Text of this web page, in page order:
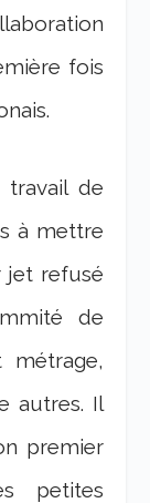
fois
travail de
à mettre
jet refusé
de
métrage,
autres. Il
premier
petites